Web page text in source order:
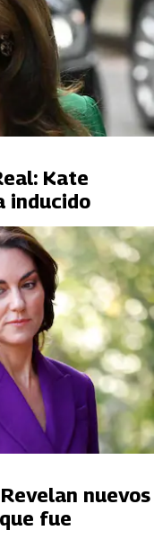
Kate
inducido
nuevos
fue